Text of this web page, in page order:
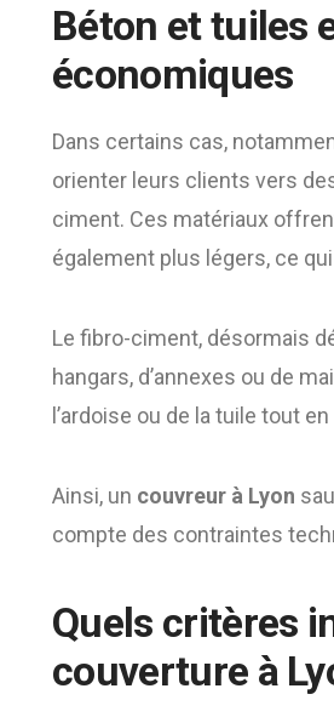
Béton et tuiles
économiques
Dans certains cas,
orienter leurs clients vers
ciment. Ces matériaux
également plus légers, ce
Le fibro-ciment, désormais
hangars, d’annexes ou de
l’ardoise ou de la tuile tout
Ainsi, un couvreur à Lyon
compte des contraintes
Quels critères
couverture à